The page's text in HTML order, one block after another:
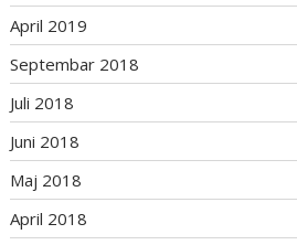
April 2019
Septembar 2018
Juli 2018
Juni 2018
Maj 2018
April 2018